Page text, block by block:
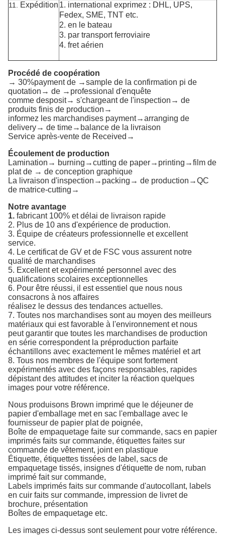
11. Expédition 1. international exprimez : DHL, UPS,
Fedex, SME, TNT etc.
2. en le bateau
3. par transport ferroviaire
4. fret aérien
Procédé de coopération
→ 30%payment de →sample de la confirmation pi de
quotation→ de →professional d'enquête
comme desposit→ s'chargeant de l'inspection→ de
produits finis de production→
informez les marchandises payment→arranging de
delivery→ de time→balance de la livraison
Service après-vente de Received→
Écoulement de production
Lamination→ burning→cutting de paper→printing→film de
plat de → de conception graphique
La livraison d'inspection→packing→ de production→QC
de matrice-cutting→
Notre avantage
1. fabricant 100% et délai de livraison rapide
2. Plus de 10 ans d'expérience de production.
3. Équipe de créateurs professionnelle et excellent
service.
4. Le certificat de GV et de FSC vous assurent notre
qualité de marchandises
5. Excellent et expérimenté personnel avec des
qualifications scolaires exceptionnelles
6. Pour être réussi, il est essentiel que nous nous
consacrons à nos affaires
réalisez le dessus des tendances actuelles.
7. Toutes nos marchandises sont au moyen des meilleurs
matériaux qui est favorable à l'environnement et nous
peut garantir que toutes les marchandises de production
en série correspondent la préproduction parfaite
échantillons avec exactement le mêmes matériel et art
8. Tous nos membres de l'équipe sont fortement
expérimentés avec des façons responsables, rapides
dépistant des attitudes et inciter la réaction quelques
images pour votre référence.
Nous produisons Brown imprimé que le déjeuner de
papier d'emballage met en sac l'emballage avec le
fournisseur de papier plat de poignée,
Boîte de empaquetage faite sur commande, sacs en papier
imprimés faits sur commande, étiquettes faites sur
commande de vêtement, joint en plastique
Étiquette, étiquettes tissées de label, sacs de
empaquetage tissés, insignes d'étiquette de nom, ruban
imprimé fait sur commande,
Labels imprimés faits sur commande d'autocollant, labels
en cuir faits sur commande, impression de livretde
brochure, présentation
Boîtes de empaquetage etc.
Les images ci-dessus sont seulement pour votre référence.